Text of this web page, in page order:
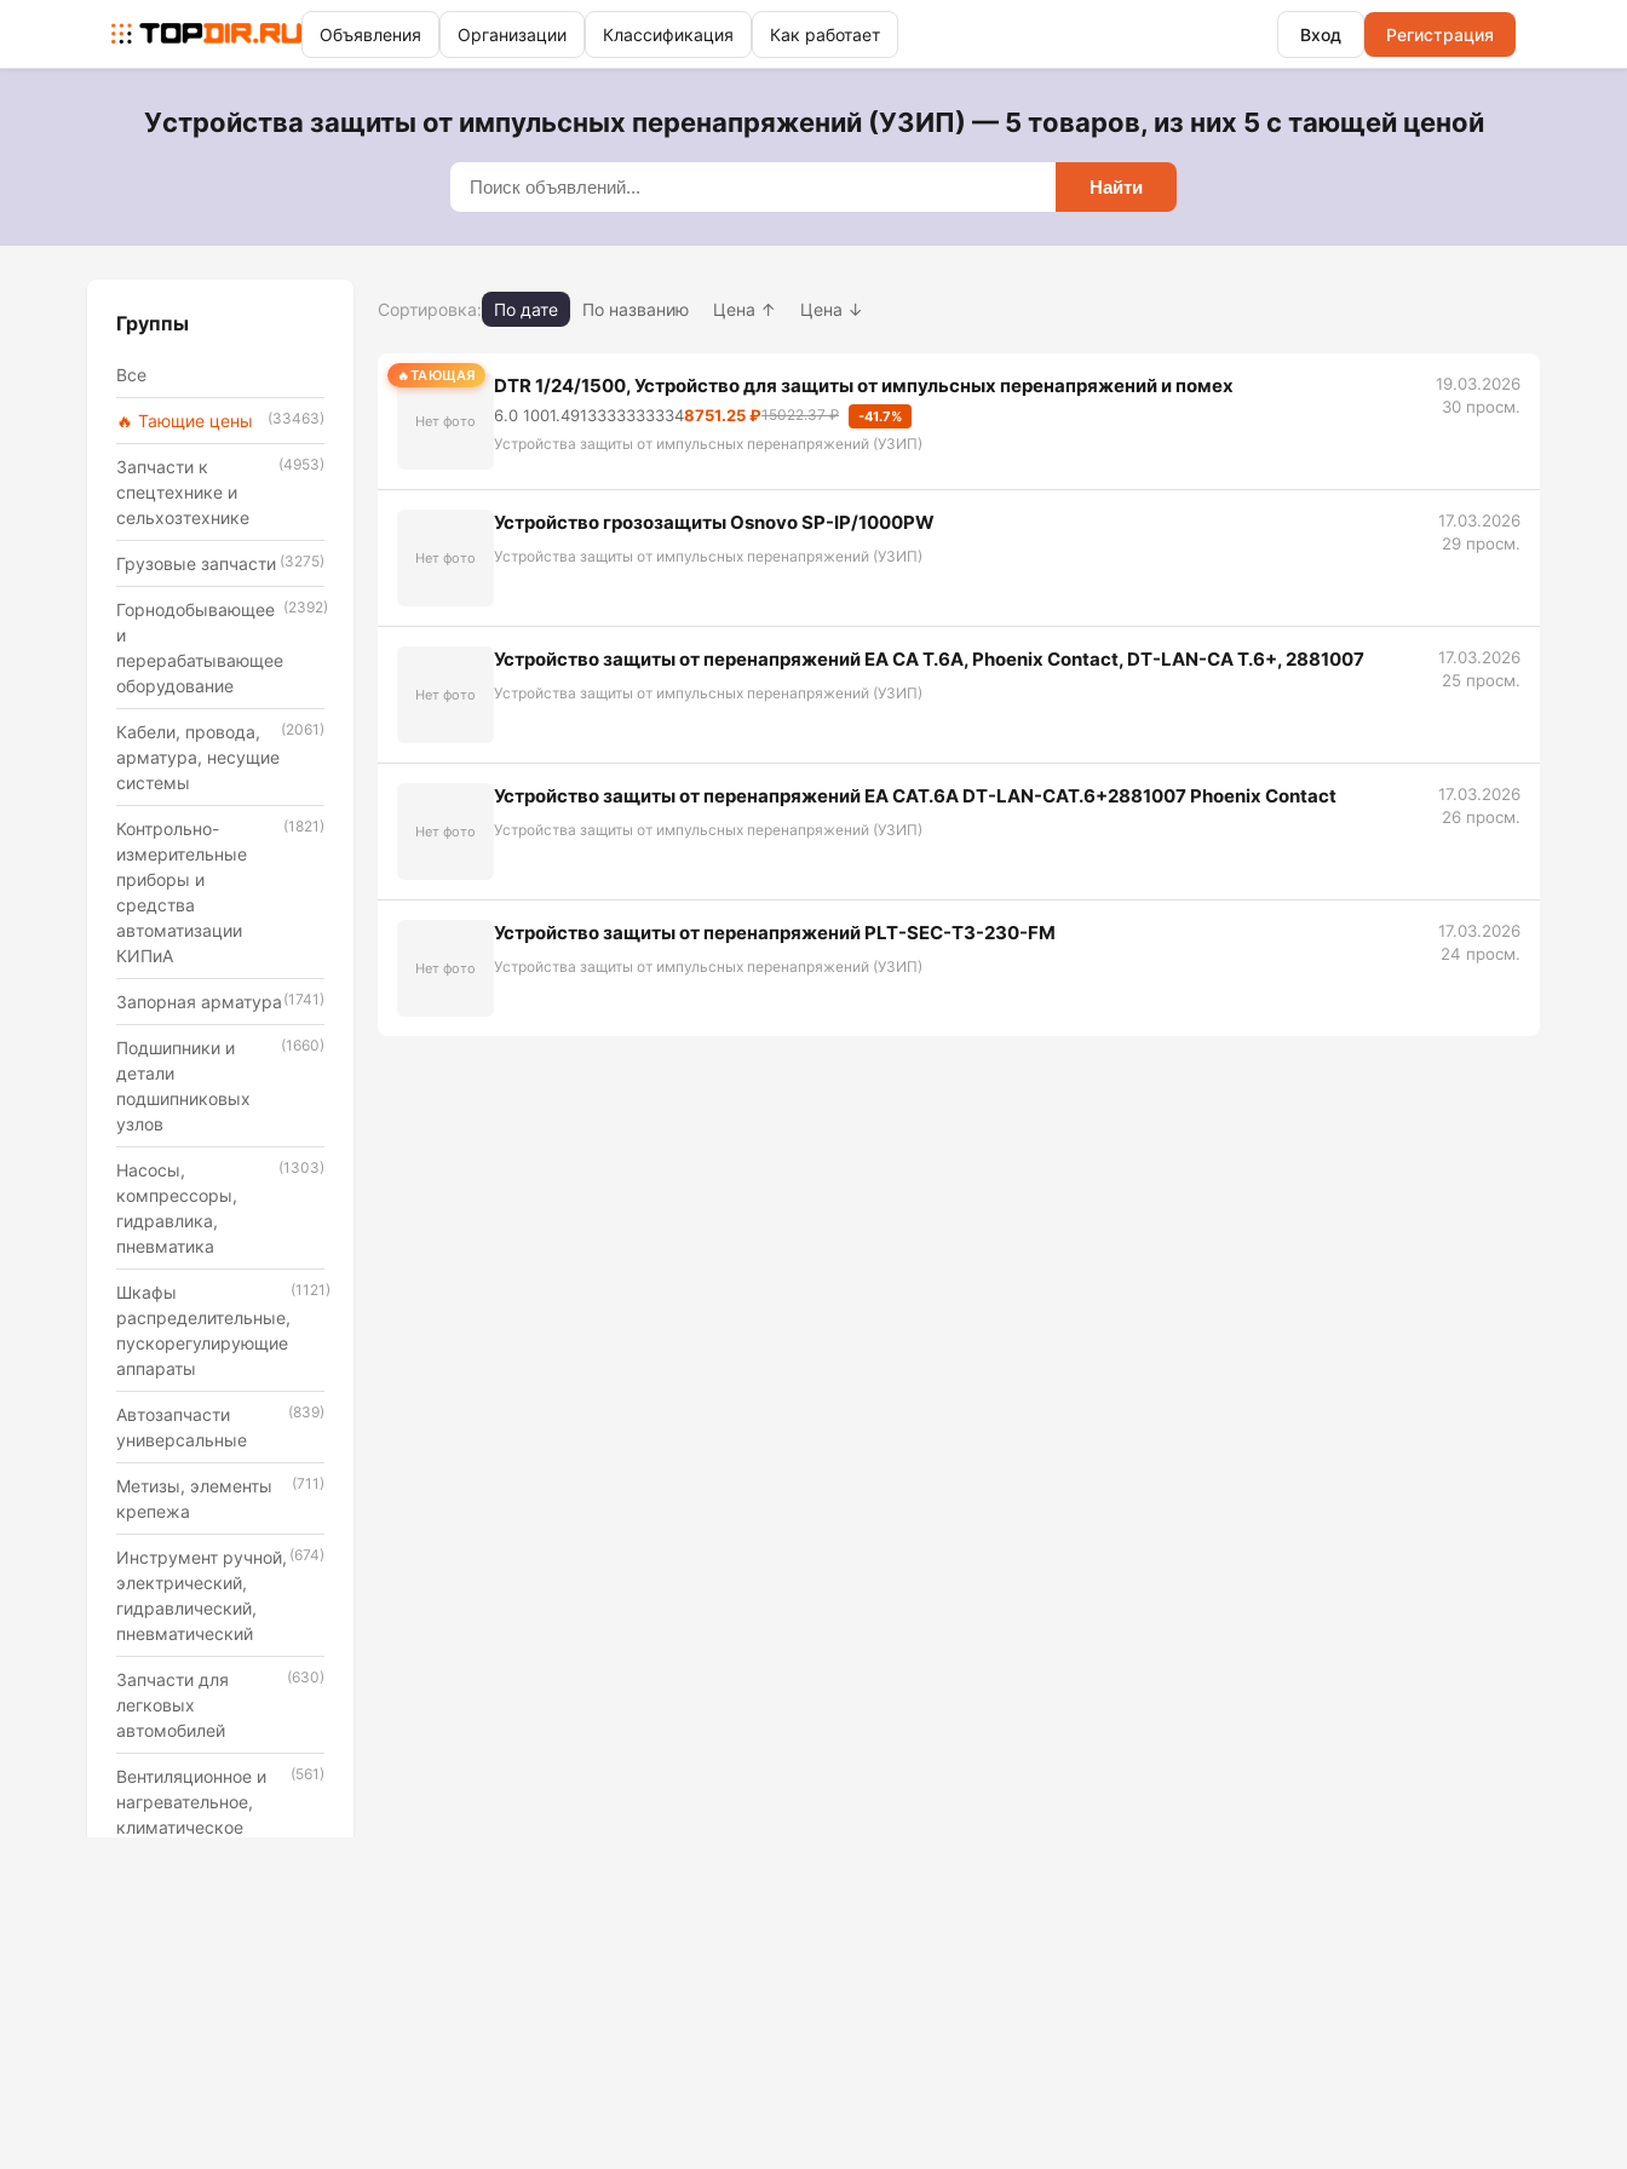
Объявления Организации Классификация Как работает Вход Регистрация
Уcтройства защиты от импульсных перенапряжений (УЗИП) — 5 товаров, из них 5 с тающей ценой
Найти
Группы
Все
🔥 Тающие цены (33463)
Запчасти к
спецтехнике и
сельхозтехнике
(4953)
Грузовые запчасти (3275)
Горнодобывающее
и
перерабатывающее
оборудование
(2392)
Кабели, провода,
арматура, несущие
системы
(2061)
Контрольно-
измерительные
приборы и
средства
автоматизации
КИПиА
(1821)
Запорная арматура (1741)
Подшипники и
детали
подшипниковых
узлов
(1660)
Насосы,
компрессоры,
гидравлика,
пневматика
(1303)
Шкафы
распределительные,
пускорегулирующие
аппараты
(1121)
Автозапчасти
универсальные
(839)
Метизы, элементы
крепежа
(711)
Инструмент ручной,
электрический,
гидравлический,
пневматический
(674)
Запчасти для
легковых
автомобилей
(630)
Вентиляционное и
нагревательное,
климатическое
(561)
Сортировка: По дате По названию Цена ↑ Цена ↓
ТАЮЩАЯ
Нет фото
DTR 1/24/1500, Устройство для защиты от импульсных перенапряжений и помех
6.0 1001.49133333333348751.25 ₽15022.37 ₽ -41.7%
Уcтройства защиты от импульсных перенапряжений (УЗИП)
19.03.2026
30 просм.
Нет фото
Устройство грозозащиты Osnovo SP-IP/1000PW
Уcтройства защиты от импульсных перенапряжений (УЗИП)
17.03.2026
29 просм.
Нет фото
Устройство защиты от перенапряжений EA CA T.6A, Phoenix Contact, DT-LAN-CA T.6+, 2881007
Уcтройства защиты от импульсных перенапряжений (УЗИП)
17.03.2026
25 просм.
Нет фото
Устройство защиты от перенапряжений EA CAT.6A DT-LAN-CAT.6+2881007 Phoenix Contact
Уcтройства защиты от импульсных перенапряжений (УЗИП)
17.03.2026
26 просм.
Нет фото
Устройство защиты от перенапряжений PLT-SEC-T3-230-FM
Уcтройства защиты от импульсных перенапряжений (УЗИП)
17.03.2026
24 просм.